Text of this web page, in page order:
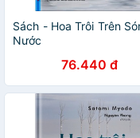
Sách - Hoa Trôi Trên
Nước
76.440 đ